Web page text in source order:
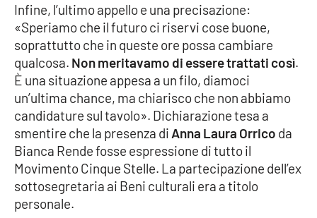
Lacplay.it
Lactv.it
Laconair.it
Lacitymag.it
Lacapitalenews.it
Ilreggino.it
Infine, l’ultimo appello e una precisazione:
«Speriamo che il futuro ci riservi cose buone,
soprattutto che in queste ore possa cambiare
qualcosa. Non meritavamo di essere trattati così.
È una situazione appesa a un filo, diamoci
un’ultima chance, ma chiarisco che non abbiamo
candidature sul tavolo». Dichiarazione tesa a
smentire che la presenza di Anna Laura Orrico da
Bianca Rende fosse espressione di tutto il
Movimento Cinque Stelle. La partecipazione dell’ex
sottosegretaria ai Beni culturali era a titolo
personale.